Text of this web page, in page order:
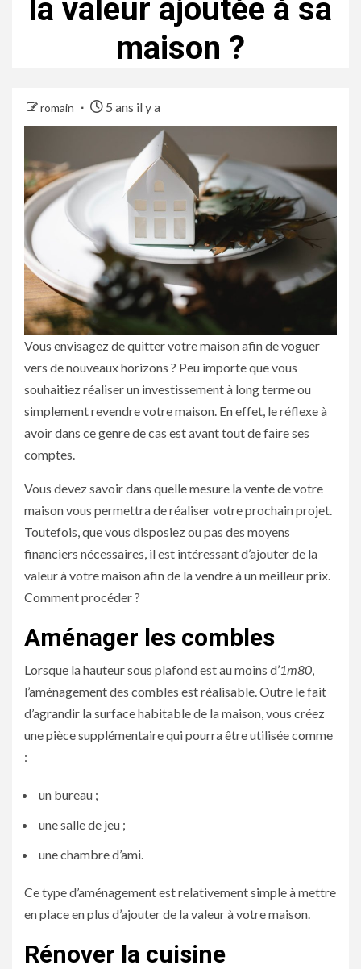
la valeur ajoutée à sa
maison ?
romain 5 ans il y a
Vous envisagez de quitter votre maison afin de voguer
vers de nouveaux horizons ? Peu importe que vous
souhaitiez réaliser un investissement à long terme ou
simplement revendre votre maison. En effet, le réflexe à
avoir dans ce genre de cas est avant tout de faire ses
comptes.
Vous devez savoir dans quelle mesure la vente de votre
maison vous permettra de réaliser votre prochain projet.
Toutefois, que vous disposiez ou pas des moyens
financiers nécessaires, il est intéressant d’ajouter de la
valeur à votre maison afin de la vendre à un meilleur prix.
Comment procéder ?
Aménager les combles
Lorsque la hauteur sous plafond est au moins d’1m80
l’aménagement des combles est réalisable. Outre le fait
d’agrandir la surface habitable de la maison, vous créez
une pièce supplémentaire qui pourra être utilisée comme
:
un bureau ;
une salle de jeu ;
une chambre d’ami.
Ce type d’aménagement est relativement simple à mettre
en place en plus d’ajouter de la valeur à votre maison.
Rénover la cuisine